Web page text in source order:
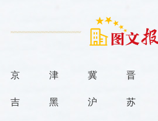
京 津 冀 晋
吉
黑 沪 苏